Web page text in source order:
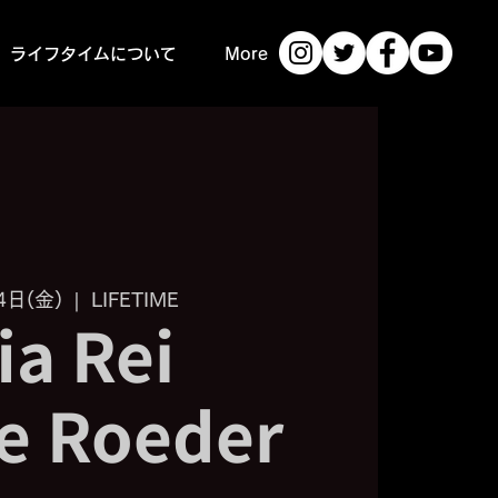
ライフタイムについて More
日(金)
  |
LIFETIME
Rei
Roeder